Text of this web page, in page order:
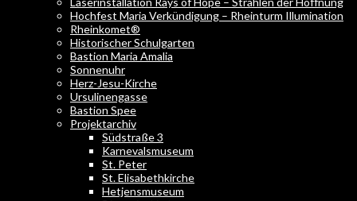
Hochfest Maria Verkündigung – Rheinturm Illumination
Rheinkomet®
Historischer Schulgarten
Bastion Maria Amalia
Sonnenuhr
Herz-Jesu-Kirche
Ursulinengasse
Bastion Spee
Projektarchiv
Südstraße 3
Karnevalsmuseum
St. Peter
St. Elisabethkirche
Hetjensmuseum